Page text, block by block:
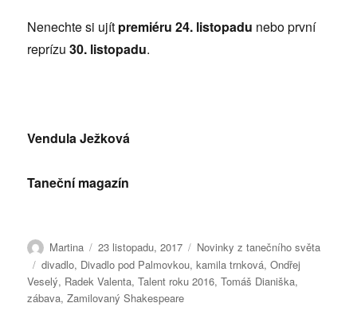
Nenechte si ujít premiéru 24. listopadu nebo první
reprízu30. listopadu.
Vendula Ježková
Taneční magazín
Autor:
Martina Publikováno:
23 listopadu, 2017 Rubriky:
Novinky z tanečního světa
Štítky:
divadlo, Divadlo pod Palmovkou,kamila trnková,Ondřej
Veselý, Radek Valenta,Talent roku 2016,Tomáš Dianiška,
zábava,Zamilovaný Shakespeare